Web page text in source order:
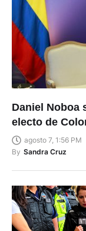
Daniel Noboa
electo de
agosto 7, 1:56 PM
By Sandra Cruz